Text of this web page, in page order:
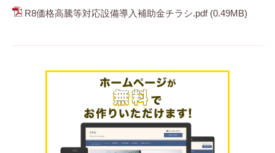
R8価格高騰等対応設備導入補助金チラシ.pdf (0.49MB)